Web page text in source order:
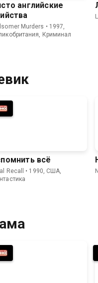
английские
Murders • 1997,
Криминал
всё
Recall • 1990, США,